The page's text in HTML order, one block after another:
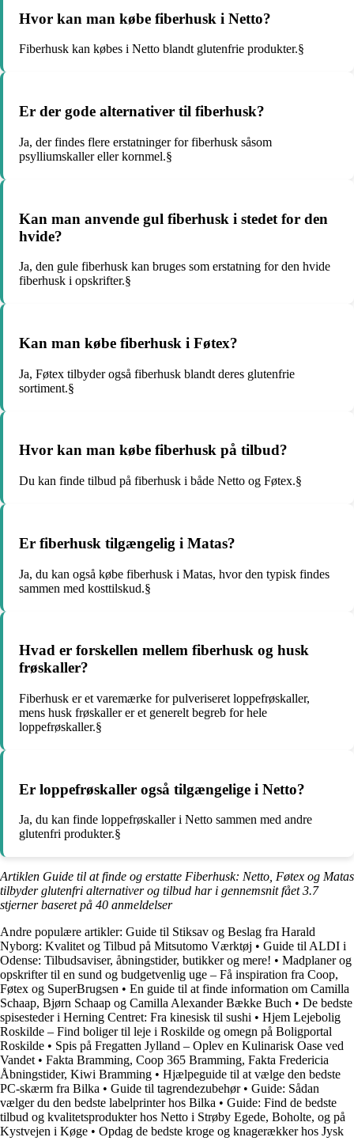
Hvor kan man købe fiberhusk i Netto?
Fiberhusk kan købes i Netto blandt glutenfrie produkter.§
Er der gode alternativer til fiberhusk?
Ja, der findes flere erstatninger for fiberhusk såsom
psylliumskaller eller kornmel.§
Kan man anvende gul fiberhusk i stedet for den
hvide?
Ja, den gule fiberhusk kan bruges som erstatning for den hvide
fiberhusk i opskrifter.§
Kan man købe fiberhusk i Føtex?
Ja, Føtex tilbyder også fiberhusk blandt deres glutenfrie
sortiment.§
Hvor kan man købe fiberhusk på tilbud?
Du kan finde tilbud på fiberhusk i både Netto og Føtex.§
Er fiberhusk tilgængelig i Matas?
Ja, du kan også købe fiberhusk i Matas, hvor den typisk findes
sammen med kosttilskud.§
Hvad er forskellen mellem fiberhusk og husk
frøskaller?
Fiberhusk er et varemærke for pulveriseret loppefrøskaller,
mens husk frøskaller er et generelt begreb for hele
loppefrøskaller.§
Er loppefrøskaller også tilgængelige i Netto?
Ja, du kan finde loppefrøskaller i Netto sammen med andre
glutenfri produkter.§
Artiklen Guide til at finde og erstatte Fiberhusk: Netto, Føtex og Matas
tilbyder glutenfri alternativer og tilbud har i gennemsnit fået3.7
stjerner baseret på 40 anmeldelser
Andre populære artikler: Guide til Stiksav og Beslag fra Harald
Nyborg: Kvalitet og Tilbud på Mitsutomo Værktøj • Guide til ALDI i
Odense: Tilbudsaviser, åbningstider, butikker og mere! • Madplaner og
opskrifter til en sund og budgetvenlig uge – Få inspiration fra Coop,
Føtex og SuperBrugsen • En guide til at finde information om Camilla
Schaap, Bjørn Schaap og Camilla Alexander Bække Buch • De bedste
spisesteder i Herning Centret: Fra kinesisk til sushi • Hjem Lejebolig
Roskilde – Find boliger til leje i Roskilde og omegn på Boligportal
Roskilde • Spis på Fregatten Jylland – Oplev en Kulinarisk Oase ved
Vandet• Fakta Bramming, Coop 365 Bramming, Fakta Fredericia
Åbningstider, Kiwi Bramming • Hjælpeguide til at vælge den bedste
PC-skærm fra Bilka • Guide til tagrendezubehør• Guide: Sådan
vælger du den bedste labelprinter hos Bilka • Guide: Find de bedste
tilbud og kvalitetsprodukter hos Netto i Strøby Egede, Boholte, og på
Kystvejen i Køge • Opdag de bedste kroge og knagerækker hos Jysk